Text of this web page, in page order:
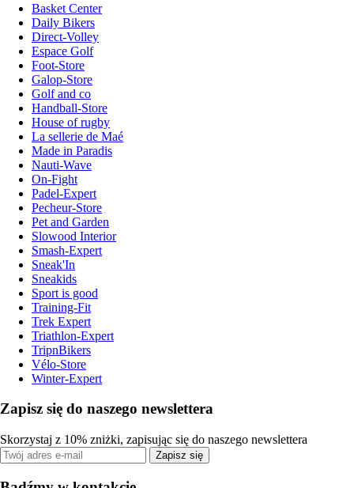
Basket Center
Daily Bikers
Direct-Volley
Espace Golf
Foot-Store
Galop-Store
Golf and co
Handball-Store
House of rugby
La sellerie de Maé
Made in Paradis
Nauti-Wave
On-Fight
Padel-Expert
Pecheur-Store
Pet and Garden
Slowood Interior
Smash-Expert
Sneak'In
Sneakids
Sport is good
Training-Fit
Trek Expert
Triathlon-Expert
TripnBikers
Vélo-Store
Winter-Expert
Zapisz się do naszego newslettera
Skorzystaj z 10% zniżki, zapisując się do naszego newslettera
Zapisz się